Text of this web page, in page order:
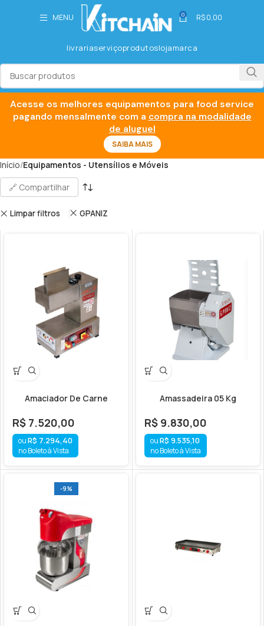
MENU 0 R$0,00
livrariaserviçoprodutoslojamarca
Início Equipamentos - Utensílios e Móveis
🔗 Compartilhar
Limpar filtros GPANIZ
Amaciador De Carne
R$ 7.520,00
R$ 7.294,40
no Boleto à Vista
Amassadeira 05 Kg
R$9.830,00
R$ 9.535,10
no Boleto à Vista
-9%
Acesse os melhores equipamentos para food service
pagando mensalmente com a compra na modalidade
de aluguel
SAIBA MAIS